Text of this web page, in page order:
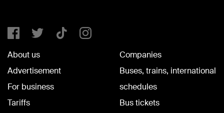
About us
Advertisement
For business
Tariffs
Companies
Buses, trains, international
schedules
Bus tickets